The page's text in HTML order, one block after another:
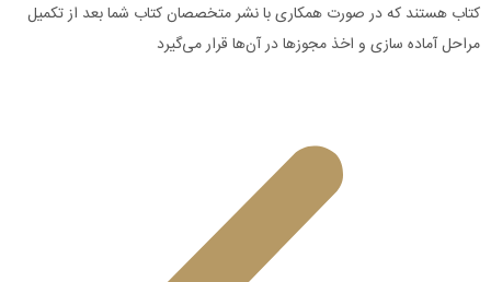
کتاب هستند که در صورت همکاری با نشر متخصصان کتاب شما بعد از تکمیل
مراحل آماده سازی و اخذ مجوزها در آن‌ها قرار می‌گیرد